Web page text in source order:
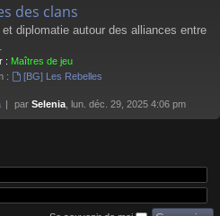
des clans
diplomatie autour des alliances entre
: Maîtres de jeu
:
[BG] Les Rebelles
par Selenia , lun. déc. 29, 2025 4:06 pm